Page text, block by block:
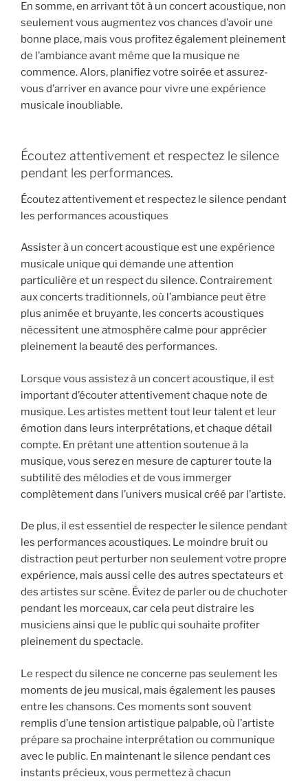
En somme, en arrivant tôt à un concert acoustique, non
seulement vous augmentez vos chances d’avoir une
bonne place, mais vous profitez également pleinement
de l’ambiance avant même que la musique ne
commence. Alors, planifiez votre soirée et assurez-
vous d’arriver en avance pour vivre une expérience
musicale inoubliable.
Écoutez attentivement et respectez le silence
pendant les performances.
Écoutez attentivement et respectez le silence pendant
les performances acoustiques
Assister à un concert acoustique est une expérience
musicale unique qui demande une attention
particulière et un respect du silence. Contrairement
aux concerts traditionnels, où l’ambiance peut être
plus animée et bruyante, les concerts acoustiques
nécessitent une atmosphère calme pour apprécier
pleinement la beauté des performances.
Lorsque vous assistez à un concert acoustique, il est
important d’écouter attentivement chaque note de
musique. Les artistes mettent tout leur talent et leur
émotion dans leurs interprétations, et chaque détail
compte. En prêtant une attention soutenue à la
musique, vous serez en mesure de capturer toute la
subtilité des mélodies et de vous immerger
complètement dans l’univers musical créé par l’artiste.
De plus, il est essentiel de respecter le silence pendant
les performances acoustiques. Le moindre bruit ou
distraction peut perturber non seulement votre propre
expérience, mais aussi celle des autres spectateurs et
des artistes sur scène. Évitez de parler ou de chuchoter
pendant les morceaux, car cela peut distraire les
musiciens ainsi que le public qui souhaite profiter
pleinement du spectacle.
Le respect du silence ne concerne pas seulement les
moments de jeu musical, mais également les pauses
entre les chansons. Ces moments sont souvent
remplis d’une tension artistique palpable, où l’artiste
prépare sa prochaine interprétation ou communique
avec le public. En maintenant le silence pendant ces
instants précieux, vous permettez à chacun